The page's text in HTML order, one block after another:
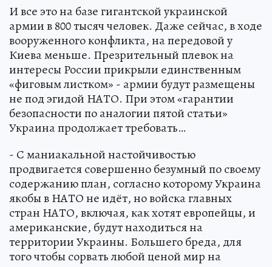
И все это на базе гигантской украинской
армии в 800 тысяч человек. Даже сейчас, в ходе
вооруженного конфликта, на передовой у
Киева меньше. Презрительный плевок на
интересы России прикрыли единственным
«фиговым листком» - армии будут размещены
не под эгидой НАТО. При этом «гарантии
безопасности по аналогии пятой статьи»
Украина продолжает требовать…
- С маниакальной настойчивостью
продвигается совершенно безумный по своему
содержанию план, согласно которому Украина
якобы в НАТО не идёт, но войска главных
стран НАТО, включая, как хотят европейцы, и
американские, будут находиться на
территории Украины. Большего бреда, для
того чтобы сорвать любой ценой мир на